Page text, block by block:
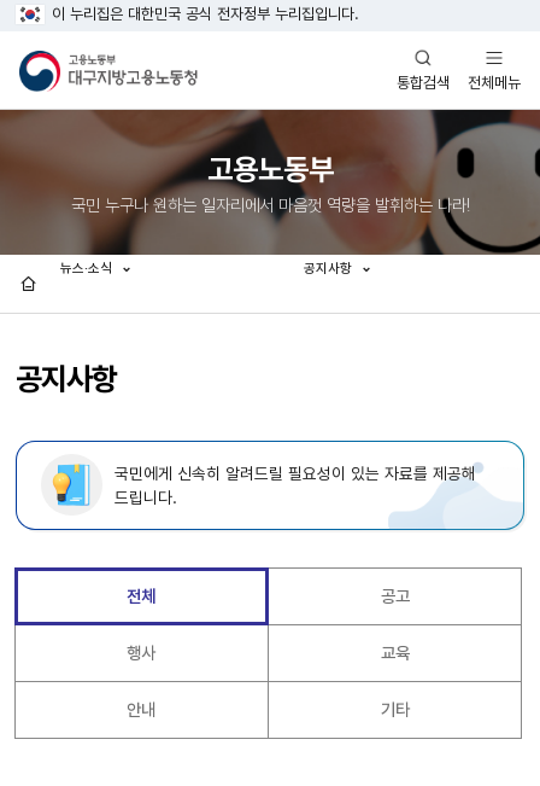
이 누리집은 대한민국 공식 전자정부 누리집입니다.
통합검색
열기
전체메뉴
열기
고용노동부
국민 누구나 원하는 일자리에서 마음껏 역량을 발휘하는 나라!
공지사항
뉴스·소식 공지사항
국민에게 신속히 알려드릴 필요성이 있는 자료를 제공해
드립니다.
전체 공고
행사 교육
안내 기타